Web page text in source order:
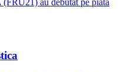
au debutat pe piata